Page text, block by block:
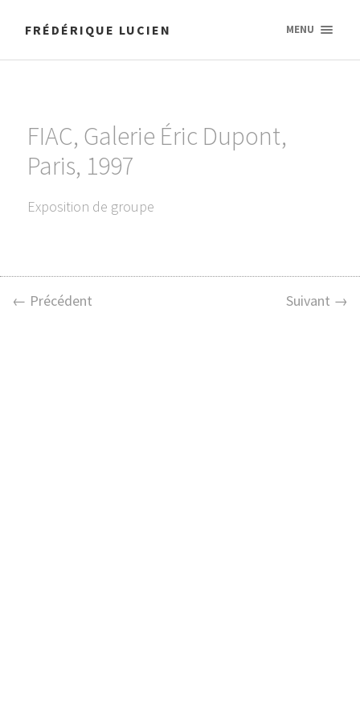
FRÉDÉRIQUE LUCIEN MENU
FIAC, Galerie Éric Dupont,
Paris, 1997
Exposition de groupe
← Précédent Suivant →